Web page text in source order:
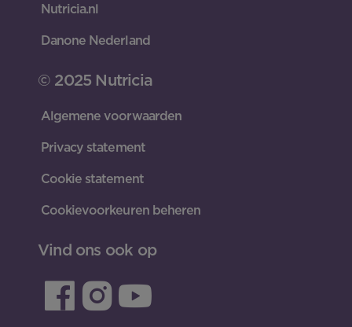
Nutricia.nl
Danone Nederland
© 2025 Nutricia
Algemene voorwaarden
Privacy statement
Cookie statement
Cookievoorkeuren beheren
Vind ons ook op